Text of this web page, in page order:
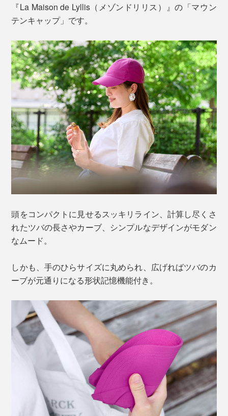
『La Maison de Lyllis（メゾンドリリス）』の「マウン
テンキャップ」です。
頭をコンパクトに見せるスッキリライン、計算し尽くさ
れたツバの長さやカーブ、シンプルなデザインがモダン
なムード。
しかも、手のひらサイズに丸められ、広げればツバのカ
ーブが元通りになる形状記憶機能付き。